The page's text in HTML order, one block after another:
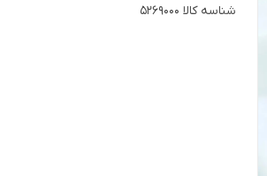
شناسه کالا 5269000